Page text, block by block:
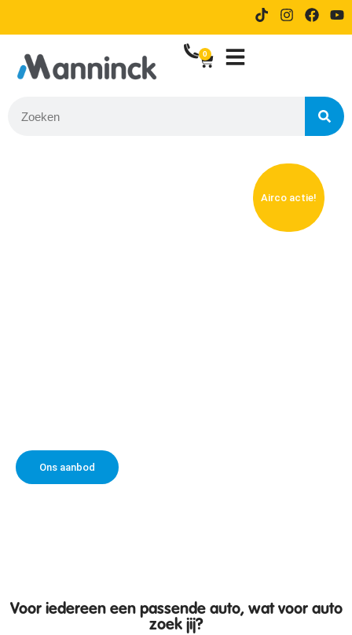
bestellen
0
Airco actie!
Ons aanbod
Voor iedereen een passende auto, wat voor auto
zoek jij?